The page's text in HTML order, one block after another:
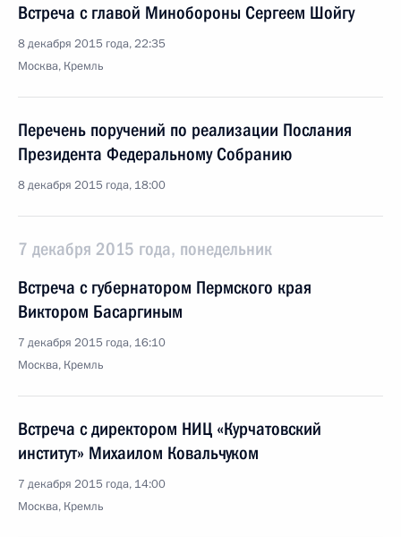
Встреча с главой Минобороны Сергеем Шойгу
8 декабря 2015 года, 22:35
Москва, Кремль
Перечень поручений по реализации Послания
Президента Федеральному Собранию
8 декабря 2015 года, 18:00
7 декабря 2015 года, понедельник
Встреча с губернатором Пермского края
Виктором Басаргиным
7 декабря 2015 года, 16:10
Москва, Кремль
Встреча с директором НИЦ «Курчатовский
институт» Михаилом Ковальчуком
7 декабря 2015 года, 14:00
Москва, Кремль